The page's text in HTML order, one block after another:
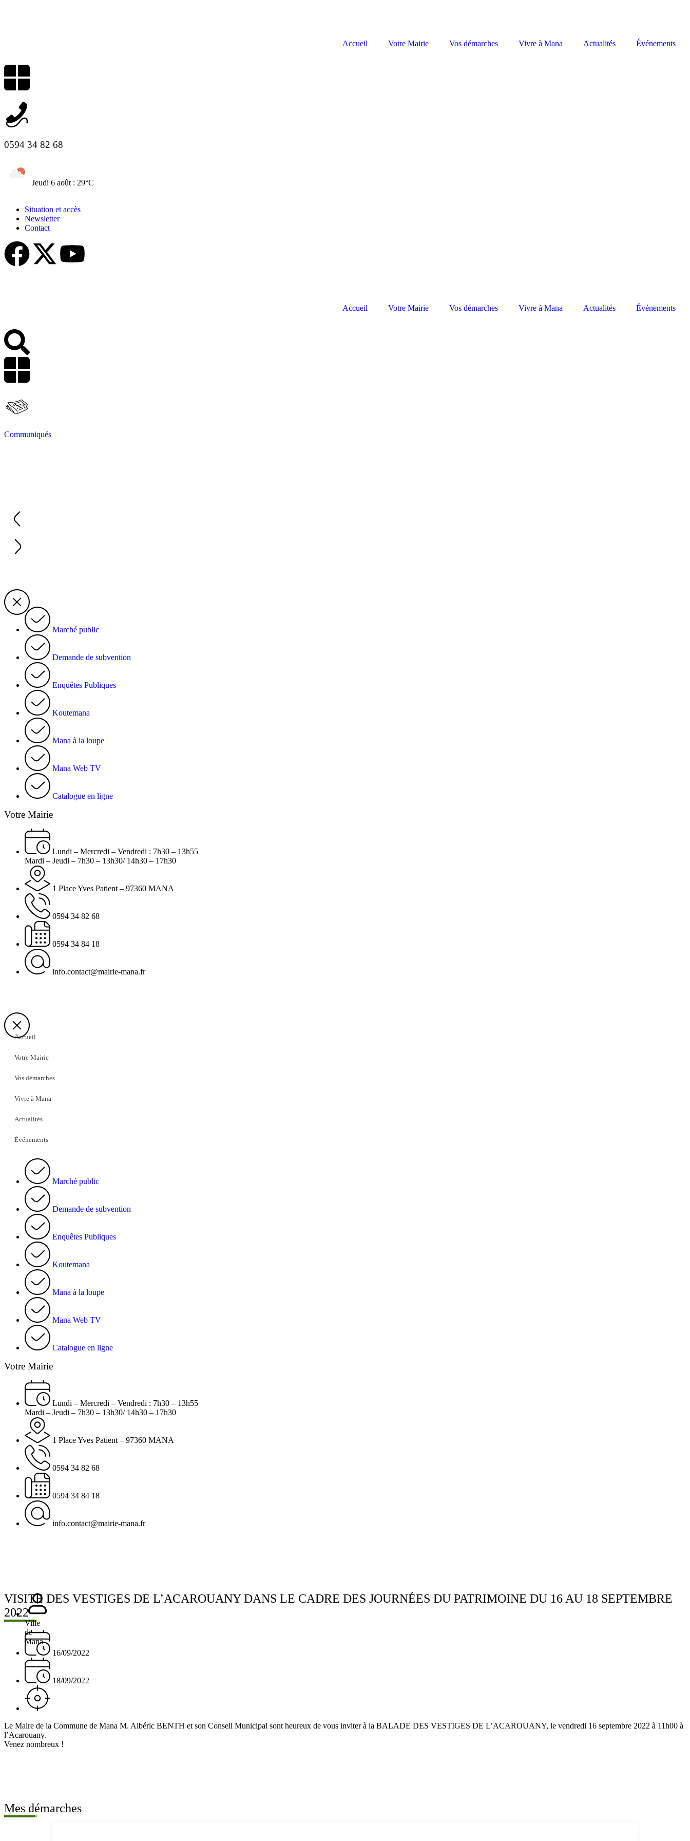
Accueil Votre Mairie Vos démarches Vivre à Mana Actualités Événements
0594 34 82 68
Jeudi 6 août : 29°C
Situation et accès
Newsletter
Contact
Accueil Votre Mairie Vos démarches Vivre à Mana Actualités Événements
Communiqués
Marché public
Demande de subvention
Enquêtes Publiques
Koutemana
Mana à la loupe
Mana Web TV
Catalogue en ligne
Votre Mairie
Lundi – Mercredi – Vendredi : 7h30 – 13h55
Mardi – Jeudi – 7h30 – 13h30/ 14h30 – 17h30
1 Place Yves Patient – 97360 MANA
0594 34 82 68
0594 34 84 18
info.contact@mairie-mana.fr
Accueil
Votre Mairie
Vos démarches
Vivre à Mana
Actualités
Événements
Marché public
Demande de subvention
Enquêtes Publiques
Koutemana
Mana à la loupe
Mana Web TV
Catalogue en ligne
Votre Mairie
Lundi – Mercredi – Vendredi : 7h30 – 13h55
Mardi – Jeudi – 7h30 – 13h30/ 14h30 – 17h30
1 Place Yves Patient – 97360 MANA
0594 34 82 68
0594 34 84 18
info.contact@mairie-mana.fr
Ville
de
Mana
VISITE DES VESTIGES DE L’ACAROUANY DANS LE CADRE DES JOURNÉES DU PATRIMOINE DU 16 AU 18 SEPTEMBRE
2022
16/09/2022
18/09/2022
Le Maire de la Commune de Mana M. Albéric BENTH et son Conseil Municipal sont heureux de vous inviter à la BALADE DES VESTIGES DE L’ACAROUANY, le vendredi 16 septembre 2022 à 11h00 à
l’Acarouany.
Venez nombreux !
Mes démarches